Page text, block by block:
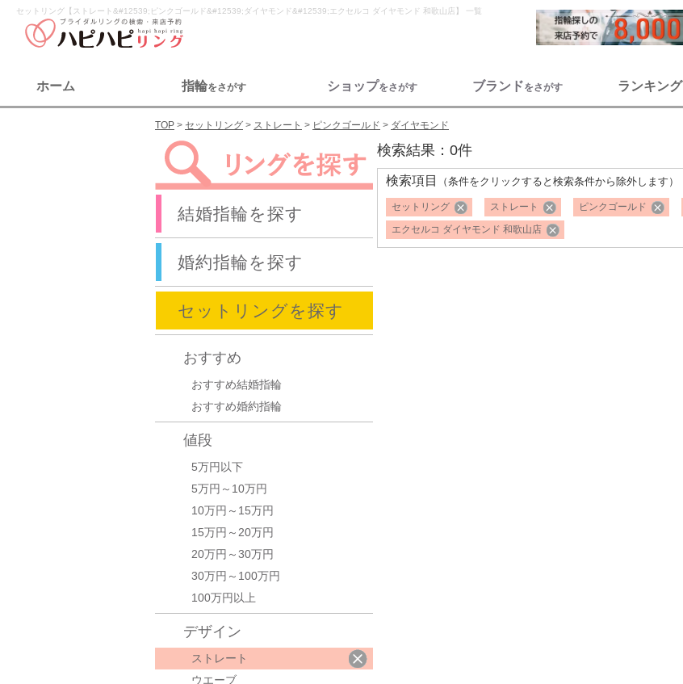
セットリング【ストレート&#12539;ピンクゴールド&#12539;ダイヤモンド&#12539;エクセルコ ダイヤモンド 和歌山店】 一覧
ホーム 指輪をさがす ショップをさがす ブランドをさがす ランキング
TOP セットリング ストレート ピンクゴールド ダイヤモンド
検索結果：0件
検索項目 （条件をクリックすると検索条件から除外します）
セットリング ストレート ピンクゴールド
エクセルコ ダイヤモンド 和歌山店
結婚指輪を探す
婚約指輪を探す
セットリングを探す
おすすめ
おすすめ結婚指輪
おすすめ婚約指輪
値段
5万円以下
5万円～10万円
10万円～15万円
15万円～20万円
20万円～30万円
30万円～100万円
100万円以上
デザイン
ストレート
ウエーブ